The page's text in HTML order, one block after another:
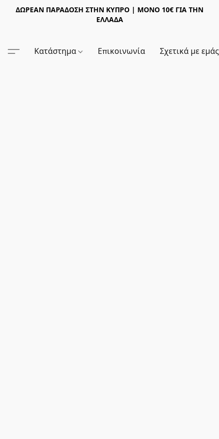
ΔΩΡΕΑΝ ΠΑΡΑΔΟΣΗ ΣΤΗΝ ΚΥΠΡΟ | ΜΟΝΟ 10€ ΓΙΑ ΤΗΝ
ΕΛΛΑΔΑ
Κατάστημα Επικοινωνία Σχετικά με εμάς